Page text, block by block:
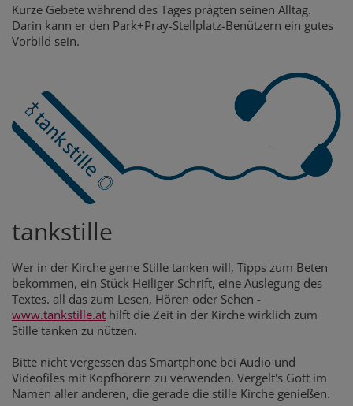
Kurze Gebete während des Tages prägten seinen Alltag.
Darin kann er den Park+Pray-Stellplatz-Benützern ein gutes
Vorbild sein.
tankstille
Wer in der Kirche gerne Stille tanken will, Tipps zum Beten
bekommen, ein Stück Heiliger Schrift, eine Auslegung des
Textes. all das zum Lesen, Hören oder Sehen -
www.tankstille.at hilft die Zeit in der Kirche wirklich zum
Stille tanken zu nützen.
Bitte nicht vergessen das Smartphone bei Audio und
Videofiles mit Kopfhörern zu verwenden. Vergelt's Gott im
Namen aller anderen, die gerade die stille Kirche genießen.